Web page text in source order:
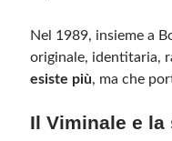
Nel 1989, insieme a
originale, identitaria,
esiste più, ma che
Il Viminale e